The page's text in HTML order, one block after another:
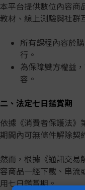
本平台提供數位內容商
教材、線上測驗與社群
所有課程內容於
行。
為保障雙方權益
容。
二、法定七日鑑賞期
依據《消費者保護法》
期間內可無條件解除契
然而，根據《通訊交易
容商品一經下載、串流
用七日鑑賞期。